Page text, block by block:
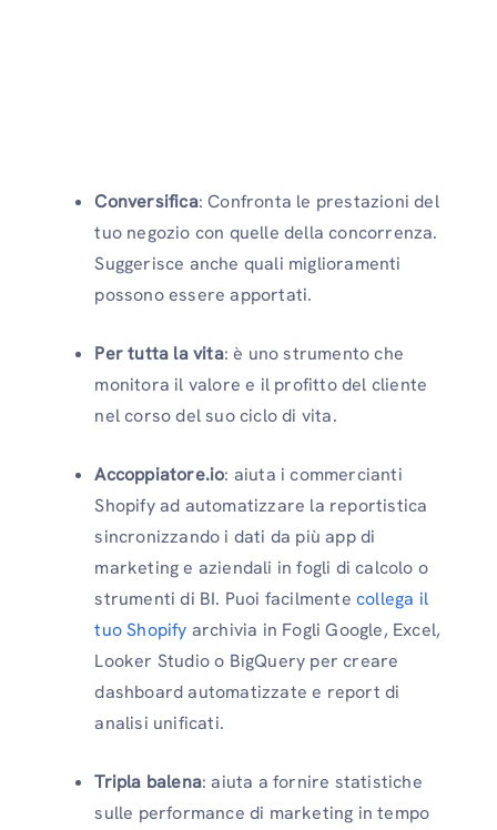
Conversifica: Confronta le prestazioni del
tuo negozio con quelle della concorrenza.
Suggerisce anche quali miglioramenti
possono essere apportati.
Per tutta la vita: è uno strumento che
monitora il valore e il profitto del cliente
nel corso del suo ciclo di vita.
Accoppiatore.io: aiuta i commercianti
Shopify ad automatizzare la reportistica
sincronizzando i dati da più app di
marketing e aziendali in fogli di calcolo o
strumenti di BI. Puoi facilmente collega il
tuo Shopify archivia in Fogli Google, Excel,
Looker Studio o BigQuery per creare
dashboard automatizzate e report di
analisi unificati.
Tripla balena: aiuta a fornire statistiche
sulle performance di marketing in tempo